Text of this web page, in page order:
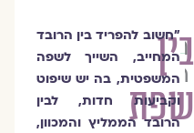
בין
שפת
חננאל
רוס
"חשוב להפריד בין הרובד
המחייב, השייך לשפה
המשפטית, בה יש שיפוט
וקביעות חדות, לבין
הרובד הממליץ והמכוון,